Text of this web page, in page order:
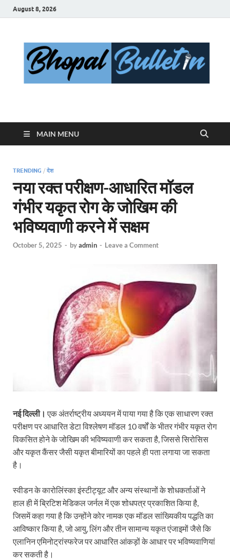
August 8, 2026
Bhopal Bulletin
MAIN MENU
TRENDING / देश
नया रक्त परीक्षण-आधारित मॉडल
गंभीर यकृत रोग के जोखिम की
भविष्यवाणी करने में सक्षम
October 5, 2025 - byadmin - Leave a Comment
नई दिल्ली।एक अंतर्राष्ट्रीय अध्ययन में पाया गया है कि एक साधारण रक्त
परीक्षण पर आधारित डेटा विश्लेषण मॉडल 10 वर्षों के भीतर गंभीर यकृत रोग
विकसित होने के जोखिम की भविष्यवाणी कर सकता है, जिससे सिरोसिस
और यकृत कैंसर जैसी यकृत बीमारियों का पहले ही पता लगाया जा सकता
है।
स्वीडन के कारोलिंस्का इंस्टीट्यूट और अन्य संस्थानों के शोधकर्ताओं ने
हाल ही में ब्रिटिश मेडिकल जर्नल में एक शोधपत्र प्रकाशित किया है,
जिसमें कहा गया है कि उन्होंने कोर नामक एक मॉडल सांख्यिकीय पद्धति का
आविष्कार किया है, जो आयु, लिंग और तीन सामान्य यकृत एंजाइमों जैसे कि
एलानिन एमिनोट्रांस्फरेज पर आधारित आंकड़ों के आधार पर भविष्यवाणियां
कर सकती है।